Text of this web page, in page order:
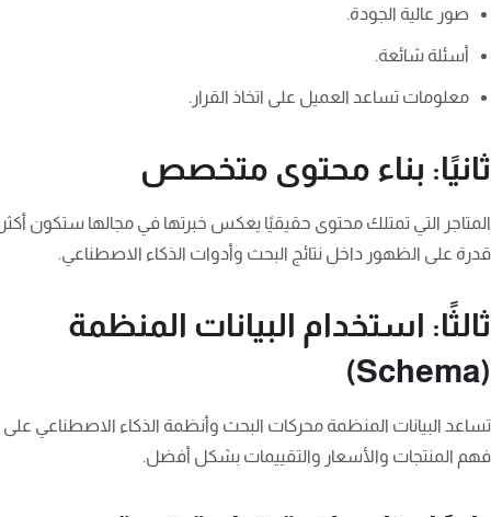
صور عالية الجودة.
أسئلة شائعة.
معلومات تساعد العميل على اتخاذ القرار.
ثانيًا: بناء محتوى متخصص
المتاجر التي تمتلك محتوى حقيقيًا يعكس خبرتها في مجالها ستكون أكثر
قدرة على الظهور داخل نتائج البحث وأدوات الذكاء الاصطناعي.
ثالثًا: استخدام البيانات المنظمة
(Schema)
تساعد البيانات المنظمة محركات البحث وأنظمة الذكاء الاصطناعي على
فهم المنتجات والأسعار والتقييمات بشكل أفضل.